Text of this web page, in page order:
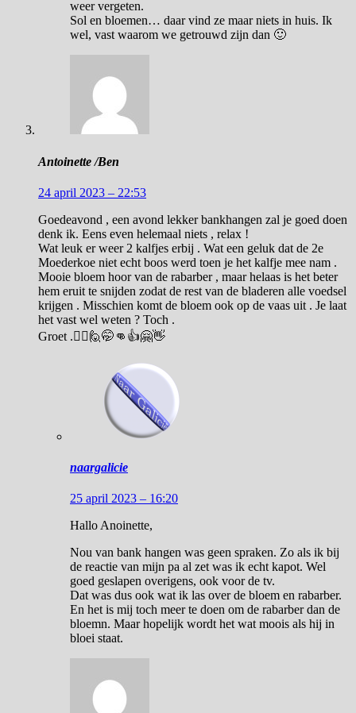
weer vergeten.
Sol en bloemen… daar vind ze maar niets in huis. Ik
wel, vast waarom we getrouwd zijn dan 🙂
Antoinette /Ben
24 april 2023 – 22:53
Goedeavond , een avond lekker bankhangen zal je goed doen
denk ik. Eens even helemaal niets , relax !
Wat leuk er weer 2 kalfjes erbij . Wat een geluk dat de 2e
Moederkoe niet echt boos werd toen je het kalfje mee nam .
Mooie bloem hoor van de rabarber , maar helaas is het beter
hem eruit te snijden zodat de rest van de bladeren alle voedsel
krijgen . Misschien komt de bloem ook op de vaas uit . Je laat
het vast wel weten ? Toch .
Groet .🙋‍♀️🙋🤭👊👍🤗👋
naargalicie
25 april 2023 – 16:20
Hallo Anoinette,
Nou van bank hangen was geen spraken. Zo als ik bij
de reactie van mijn pa al zet was ik echt kapot. Wel
goed geslapen overigens, ook voor de tv.
Dat was dus ook wat ik las over de bloem en rabarber.
En het is mij toch meer te doen om de rabarber dan de
bloemn. Maar hopelijk wordt het wat moois als hij in
bloei staat.